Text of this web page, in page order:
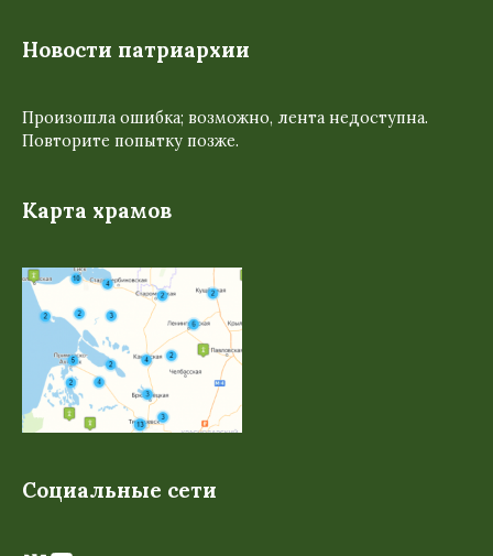
Новости патриархии
Произошла ошибка; возможно, лента недоступна.
Повторите попытку позже.
Карта храмов
Социальные сети